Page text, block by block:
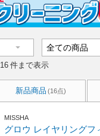
16 件まで表示
新品商品 (16点)
MISSHA
グロウ レイヤリングフ